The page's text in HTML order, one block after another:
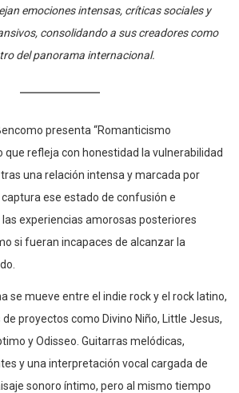
emociones intensas, críticas sociales y
consolidando a sus creadores como
del panorama internacional.
presenta “Romanticismo
que refleja con honestidad la vulnerabilidad
una relación intensa y marcada por
ese estado de confusión e
experiencias amorosas posteriores
si fueran incapaces de alcanzar la
se mueve entre el indie rock y el rock latino,
proyectos como Divino Niño, Little Jesus,
y Odisseo. Guitarras melódicas,
y una interpretación vocal cargada de
sonoro íntimo, pero al mismo tiempo